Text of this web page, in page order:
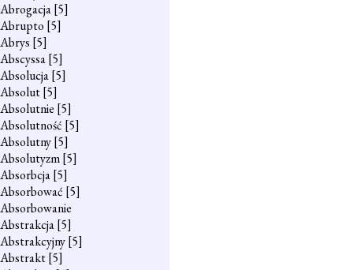
Abrogacja[5]
Abrupto [5]
Abrys [5]
Abscyssa[5]
Absolucja[5]
Absolut[5]
Absolutnie [5]
Absolutność [5]
Absolutny[5]
Absolutyzm[5]
Absorbcja[5]
Absorbować [5]
Absorbowanie
Abstrakcja[5]
Abstrakcyjny[5]
Abstrakt[5]